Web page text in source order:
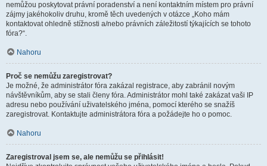
nemůžou poskytovat právní poradenství a není kontaktním místem pro právní
zájmy jakéhokoliv druhu, kromě těch uvedených v otázce „Koho mám
kontaktovat ohledně stížnosti a/nebo právních záležitostí týkajících se tohoto
fóra?“.
Nahoru
Proč se nemůžu zaregistrovat?
Je možné, že administrátor fóra zakázal registrace, aby zabránil novým
návštěvníkům, aby se stali členy fóra. Administrátor mohl také zakázat vaši IP
adresu nebo používání uživatelského jména, pomocí kterého se snažíš
zaregistrovat. Kontaktujte administrátora fóra a požádejte ho o pomoc.
Nahoru
Zaregistroval jsem se, ale nemůžu se přihlásit!